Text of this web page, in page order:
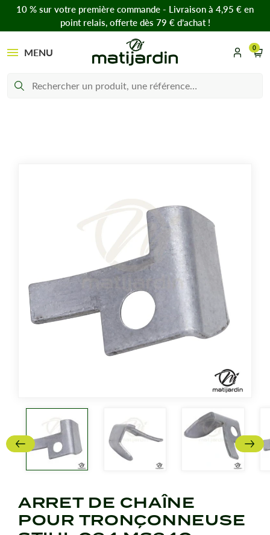
10 % sur votre première commande - Livraison à 4,95 € en
point relais, offerte dès 79 € d’achat !
MENU 0
ARRET DE CHAÎNE
POUR TRONÇONNEUSE